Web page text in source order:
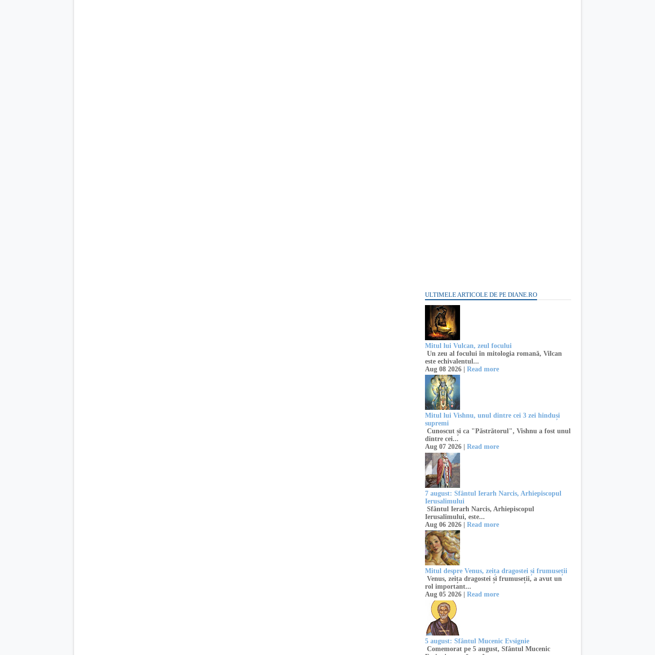
ULTIMELE ARTICOLE DE PE DIANE.RO
Mitul lui Vulcan, zeul focului
Un zeu al focului în mitologia romană, Vilcan
este echivalentul...
Aug 08 2026 | Read more
Mitul lui Vishnu, unul dintre cei 3 zei hinduși
supremi
Cunoscut și ca "Păstrătorul", Vishnu a fost unul
dintre cei...
Aug 07 2026 | Read more
7 august: Sfântul Ierarh Narcis, Arhiepiscopul
Ierusalimului
Sfântul Ierarh Narcis, Arhiepiscopul
Ierusalimului, este...
Aug 06 2026 | Read more
Mitul despre Venus, zeița dragostei și frumuseții
Venus, zeița dragostei și frumuseții, a avut un
rol important...
Aug 05 2026 | Read more
5 august: Sfântul Mucenic Evsignie
Comemorat pe 5 august, Sfântul Mucenic